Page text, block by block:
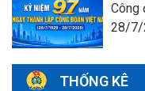
Công
28/7/
THỐNG KÊ